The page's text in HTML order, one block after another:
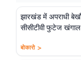
झारखंड में अपराधी
सीसीटीवी फुटेज
बोकारो >